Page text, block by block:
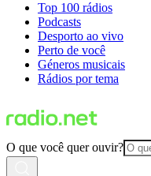
Top 100 rádios
Podcasts
Desporto ao vivo
Perto de você
Géneros musicais
Rádios por tema
O que você quer ouvir?